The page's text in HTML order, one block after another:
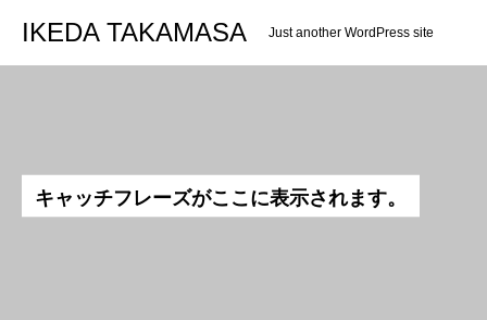
IKEDA TAKAMASA Just another WordPress site
キャ ッチフレーズがこ こ に表示されます。